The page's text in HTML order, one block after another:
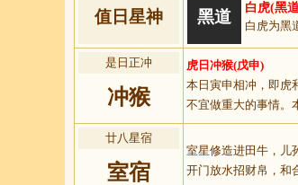
值日星神 黑道
白虎(黑
白虎为黑
是日正冲
冲猴
虎日冲猴(戊申)
本日寅申相冲，即虎
不宜做重大的事情。
廿八星宿
室宿
室星修造进田牛，儿
开门放水招财帛，和